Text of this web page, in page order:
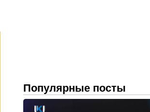
Популярные посты